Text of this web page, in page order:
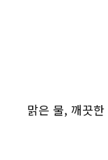
맑은 물, 깨끗